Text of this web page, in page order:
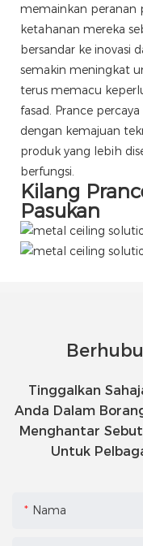
memainkan peranan
ketahanan mereka
bersandar ke inovasi
semakin meningkat
terus memacu
fasad. Prance
dengan kemajuan
produk yang lebih
berfungsi.
Kilang
Pasukan
Tinggalkan
Anda Dalam
Menghantar
Untuk
Nama